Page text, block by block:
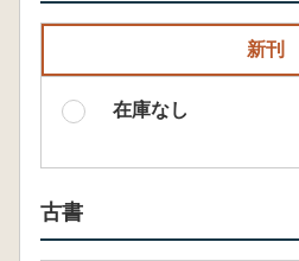
新刊
在庫なし
古書